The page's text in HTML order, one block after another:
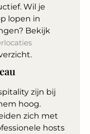
Wil je
lopen in
Bekijk
zijn bij
hoog.
zich met
hosts